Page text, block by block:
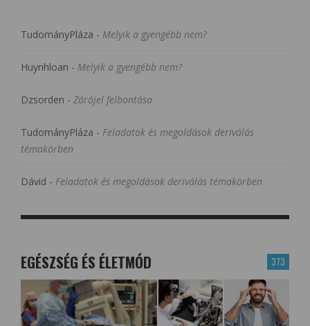
TudományPláza - Melyik a gyengébb nem?
Huynhloan - Melyik a gyengébb nem?
Dzsorden - Zárójel felbontása
TudományPláza - Feladatok és megoldások deriválás
témakörben
Dávid - Feladatok és megoldások deriválás témakörben
373
EGÉSZSÉG ÉS ÉLETMÓD